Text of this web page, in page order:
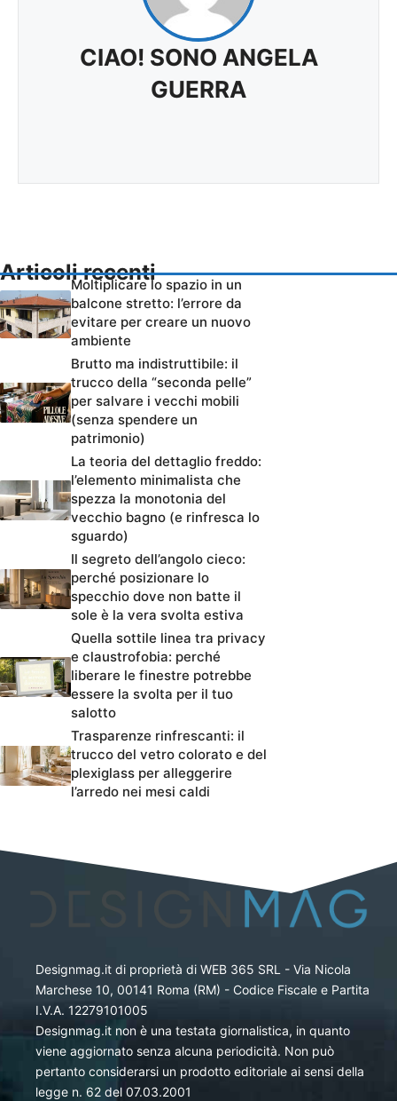
CIAO! SONO ANGELA
GUERRA
Articoli recenti
Moltiplicare lo spazio in un
balcone stretto: l’errore da
evitare per creare un nuovo
ambiente
Brutto ma indistruttibile: il
trucco della “seconda pelle”
per salvare i vecchi mobili
(senza spendere un
patrimonio)
La teoria del dettaglio freddo:
l’elemento minimalista che
spezza la monotonia del
vecchio bagno (e rinfresca lo
sguardo)
Il segreto dell’angolo cieco:
perché posizionare lo
specchio dove non batte il
sole è la vera svolta estiva
Quella sottile linea tra privacy
e claustrofobia: perché
liberare le finestre potrebbe
essere la svolta per il tuo
salotto
Trasparenze rinfrescanti: il
trucco del vetro colorato e del
plexiglass per alleggerire
l’arredo nei mesi caldi
Designmag.it di proprietà di WEB 365 SRL - Via Nicola
Marchese 10, 00141 Roma (RM) - Codice Fiscale e Partita
I.V.A. 12279101005
Designmag.it non è una testata giornalistica, in quanto
viene aggiornato senza alcuna periodicità. Non può
pertanto considerarsi un prodotto editoriale ai sensi della
legge n. 62 del 07.03.2001